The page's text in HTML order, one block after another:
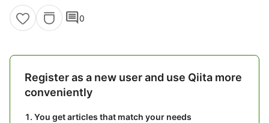
comment0
Register as a new user and use Qiita more
conveniently
You get articles that match your needs